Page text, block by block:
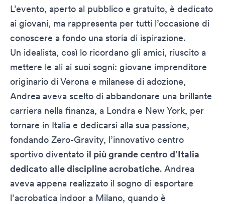
L’evento, aperto al pubblico e gratuito, è dedicato
ai giovani, ma rappresenta per tutti l’occasione di
conoscere a fondo una storia di ispirazione.
Un idealista, così lo ricordano gli amici, riuscito a
mettere le ali ai suoi sogni: giovane imprenditore
originario di Verona e milanese di adozione,
Andrea aveva scelto di abbandonare una brillante
carriera nella finanza, a Londra e New York, per
tornare in Italia e dedicarsi alla sua passione,
fondando Zero-Gravity, l’innovativo centro
sportivo diventato il più grande centro d’Italia
dedicato alle discipline acrobatiche. Andrea
aveva appena realizzato il sogno di esportare
l’acrobatica indoor a Milano, quando è